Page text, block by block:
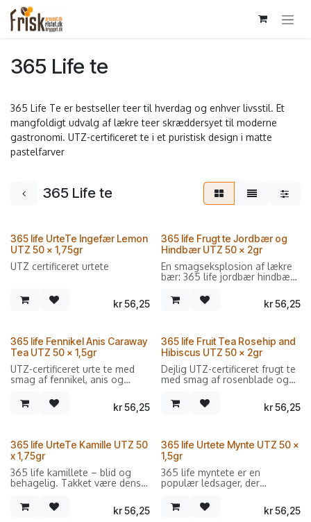
Gå til indhold
365 Life te
365 Life Te er bestseller teer til hverdag og enhver livsstil. Et
mangfoldigt udvalg af lækre teer skræddersyet til moderne
gastronomi. UTZ-certificeret te i et puristisk design i matte
pastelfarver
365 Life te
365 life UrteTe Ingefær Lemon
UTZ 50 x 1,75gr
UTZ certificeret urtete
kr56,25
365 life Frugt te Jordbær og
Hindbær UTZ 50 x 2gr
En smagseksplosion af lækre
bær: 365 life jordbær hindbær
feinschmeckere, unge og
gamle, takket være den
Sælges i forpakninger med 50
dobbeltkammer breve.
kr56,25
365 life Fennikel Anis Caraway
Tea UTZ 50 x 1,5gr
UTZ-certificeret urte te med
smag af fennikel, anis og
Sælges i forpakninger med 50
kr56,25
365 life Fruit Tea Rosehip and
Hibiscus UTZ 50 x 2gr
Dejlig UTZ-certificeret frugt te
med smag af rosenblade og
Sælges i forpakninger med 50
kr56,25
365 life UrteTe Kamille UTZ 50
x 1,75gr
365 life kamillete – blid og
behagelig. Takket være dens
beroligende evner hører den
til i enhver velassorteretkr56,25
365 life Urtete Mynte UTZ 50 x
1,5gr
365 life myntete er en
populær ledsager, der
på varme og kolde dage
takket være naturlig mentol.
kr56,25